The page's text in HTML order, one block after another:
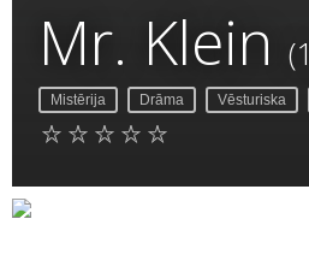
Mr. Klein
Mistērija Drāma Vēsturiska